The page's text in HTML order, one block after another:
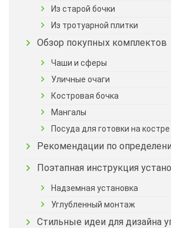
Из старой бочки
Из тротуарной плитки
Обзор покупных комплектов
Чаши и сферы
Уличные очаги
Костровая бочка
Мангалы
Посуда для готовки на костре
Рекомендации по
Поэтапная инструкция
Надземная установка
Углубленный монтаж
Стильные идеи для дизайна